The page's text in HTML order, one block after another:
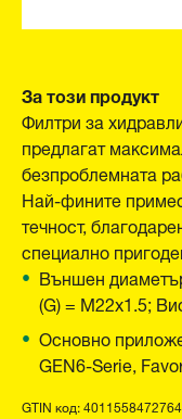
За този продукт
Филтри за
предлагат
безпроблемната
Най-фините
течност,
специално
Външен
(G) = M22x1.5;
Основно
GEN6-Serie,
GTIN код: 4011558472764